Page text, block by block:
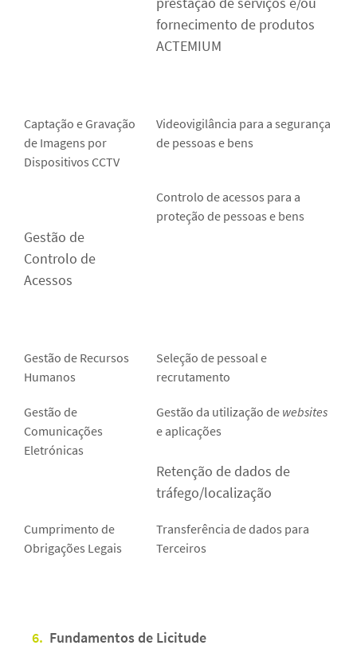
fornecimento de produtos
ACTEMIUM
Captação e Gravação
de Imagens por
Dispositivos CCTV
Videovigilância para a segurança
de pessoas e bens
Gestão de
Controlo de
Acessos
Controlo de acessos para a
proteção de pessoas e bens
Gestão de Recursos
Humanos
Seleção de pessoal e
recrutamento
Gestão de
Comunicações
Eletrónicas
Gestão da utilização de websites
e aplicações
Retenção de dados de
tráfego/localização
Cumprimento de
Obrigações Legais
Transferência de dados para
Terceiros
6. Fundamentos de Licitude